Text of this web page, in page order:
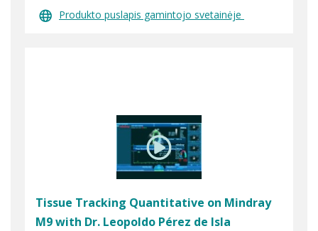
Produkto puslapis gamintojo svetainėje
Tissue Tracking Quantitative on Mindray
M9 with Dr. Leopoldo Pérez de Isla